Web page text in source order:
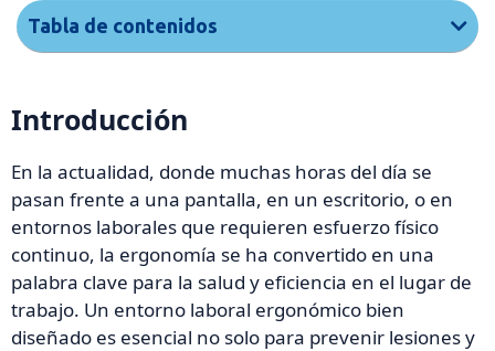
Tabla de contenidos
Introducción
En la actualidad, donde muchas horas del día se
pasan frente a una pantalla, en un escritorio, o en
entornos laborales que requieren esfuerzo físico
continuo, la ergonomía se ha convertido en una
palabra clave para la salud y eficiencia en el lugar de
trabajo. Un entorno laboral ergonómico bien
diseñado es esencial no solo para prevenir lesiones y